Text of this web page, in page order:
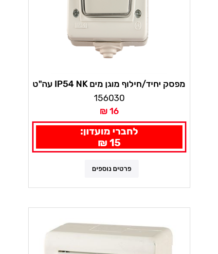
מפסק יחיד/חילוף מוגן מים IP54 NK עה"ט
156030
16 ₪
לחברי מועדון:
15 ₪
פרטים נוספים